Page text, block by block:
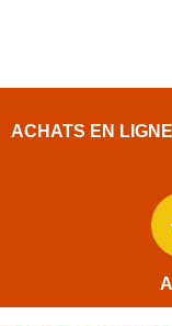
ACHATS EN LIGNE